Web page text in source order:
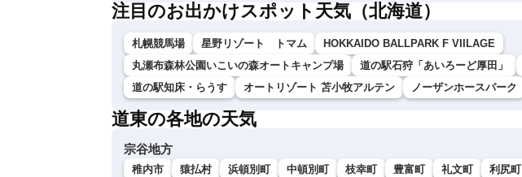
注目のお出かけスポット天気（北海道）
札幌競馬場 星野リゾート トマム
HOKKAIDO BALLPARK F VIILAGE
丸瀬布森林公園いこいの森オートキャンプ場
道の駅石狩「あいろーど厚田」
道の駅知床・らうす
オートリゾート 苫小牧アルテン ノーザンホースパーク
道東の各地の天気
宗谷地方
稚内市 猿払村 浜頓別町 中頓別町 枝幸町 豊富町 礼文町 利尻町